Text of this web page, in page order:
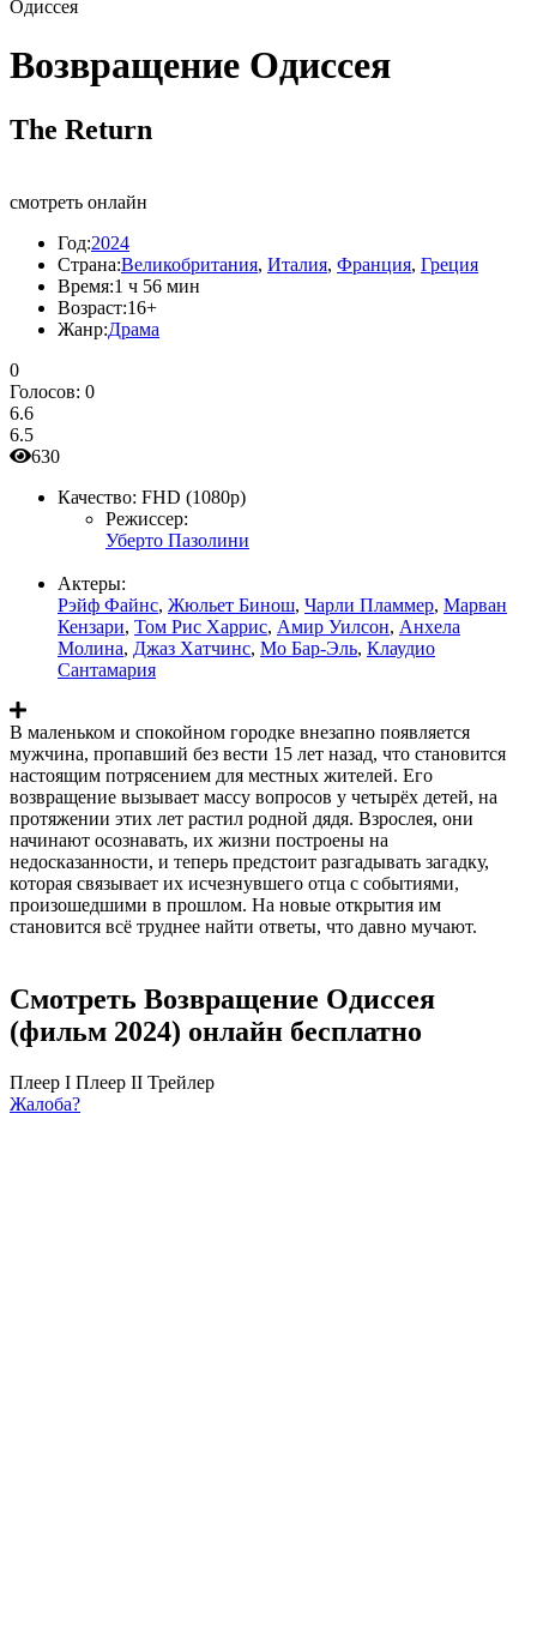
Одиссея
Возвращение Одиссея
The Return
смотреть онлайн
Год:2024
Страна:Великобритания, Италия, Франция, Греция
Время:1 ч 56 мин
Возраст:16+
Жанр:Драма
0
Голосов: 0
6.6
6.5
630
Качество: FHD (1080p)
Режиссер:
Уберто Пазолини
Актеры:
Рэйф Файнс, Жюльет Бинош, Чарли Пламмер, Марван
Кензари, Том Рис Харрис, Амир Уилсон, Анхела
Молина, Джаз Хатчинс, Мо Бар-Эль, Клаудио
Сантамария
В маленьком и спокойном городке внезапно появляется
мужчина, пропавший без вести 15 лет назад, что становится
настоящим потрясением для местных жителей. Его
возвращение вызывает массу вопросов у четырёх детей, на
протяжении этих лет растил родной дядя. Взрослея, они
начинают осознавать, их жизни построены на
недосказанности, и теперь предстоит разгадывать загадку,
которая связывает их исчезнувшего отца с событиями,
произошедшими в прошлом. На новые открытия им
становится всё труднее найти ответы, что давно мучают.
Смотреть Возвращение Одиссея
(фильм 2024) онлайн бесплатно
Плеер I Плеер II Трейлер
Жалоба?